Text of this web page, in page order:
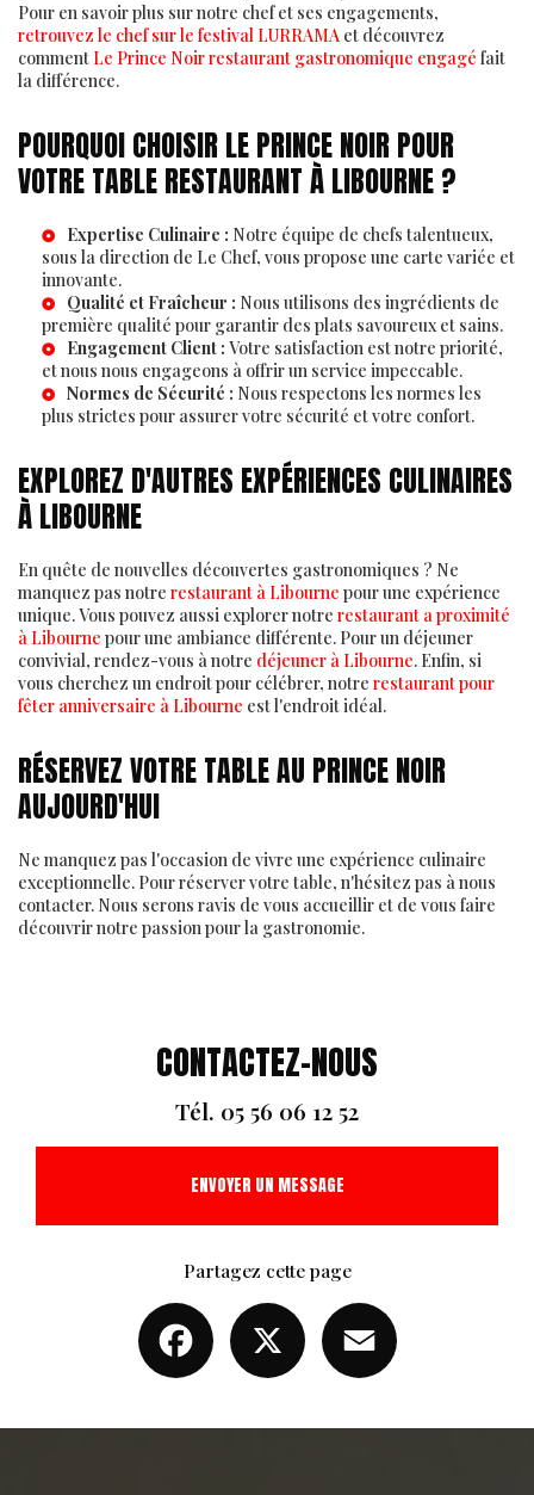
Pour en savoir plus sur notre chef et ses engagements,
retrouvez le chef sur le festival LURRAMA et découvrez
comment Le Prince Noir restaurant gastronomique engagé fait
la différence.
POURQUOI CHOISIR LE PRINCE NOIR POUR
VOTRE TABLE RESTAURANT À LIBOURNE ?
Expertise Culinaire : Notre équipe de chefs talentueux,
sous la direction de Le Chef, vous propose une carte variée et
innovante.
Qualité et Fraîcheur : Nous utilisons des ingrédients de
première qualité pour garantir des plats savoureux et sains.
Engagement Client : Votre satisfaction est notre priorité,
et nous nous engageons à offrir un service impeccable.
Normes de Sécurité : Nous respectons les normes les
plus strictes pour assurer votre sécurité et votre confort.
EXPLOREZ D'AUTRES EXPÉRIENCES CULINAIRES
À LIBOURNE
En quête de nouvelles découvertes gastronomiques ? Ne
manquez pas notre restaurant à Libourne pour une expérience
unique. Vous pouvez aussi explorer notre restaurant a proximité
à Libourne pour une ambiance différente. Pour un déjeuner
convivial, rendez-vous à notre déjeuner à Libourne. Enfin, si
vous cherchez un endroit pour célébrer, notre restaurant pour
fêter anniversaire à Libourne est l'endroit idéal.
RÉSERVEZ VOTRE TABLE AU PRINCE NOIR
AUJOURD'HUI
Ne manquez pas l'occasion de vivre une expérience culinaire
exceptionnelle. Pour réserver votre table, n'hésitez pas à nous
contacter. Nous serons ravis de vous accueillir et de vous faire
découvrir notre passion pour la gastronomie.
CONTACTEZ-NOUS
Tél. 05 56 06 12 52
ENVOYER UN MESSAGE
Partagez cette page
Facebook